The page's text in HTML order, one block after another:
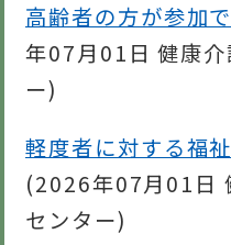
高齢者の方が参加
年07月01日 健康
ー)
軽度者に対する福
(2026年07月01日
センター)